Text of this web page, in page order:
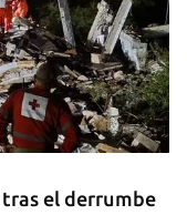
el derrumbe